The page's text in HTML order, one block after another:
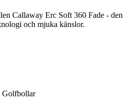
Callaway Erc Soft 360 Fade - den
och mjuka känslor.
Golfbollar